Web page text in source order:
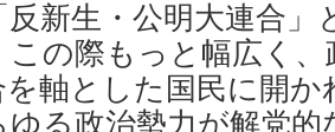
新生・公明大連合」
この際もっと幅広く
を軸とした国民に開か
ゆる政治勢力が解党